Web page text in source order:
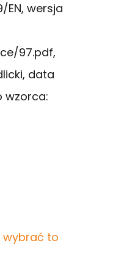
EN, wersja
97.pdf,
data
wzorca:
wybrać to